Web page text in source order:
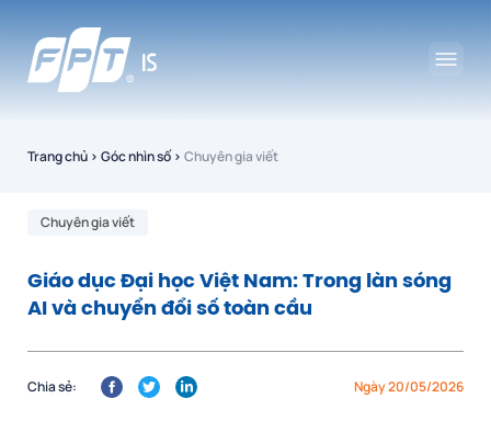
Trang chủ › Góc nhìn số› Chuyên gia viết
Chuyên gia viết
Giáo dục Đại học Việt Nam: Trong làn sóng
AI và chuyển đổi số toàn cầu
Ngày 20/05/2026
Chia sẻ: